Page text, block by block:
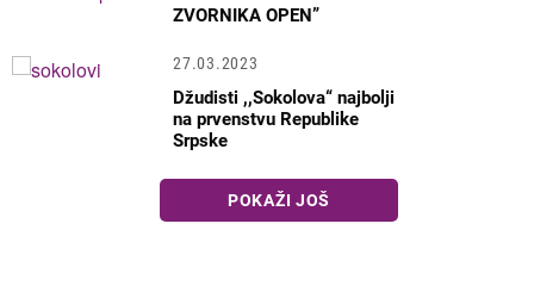
ZVORNIKA OPEN”
27.03.2023
Džudisti ,,Sokolova“ najbolji
na prvenstvu Republike
Srpske
POKAŽI JOŠ